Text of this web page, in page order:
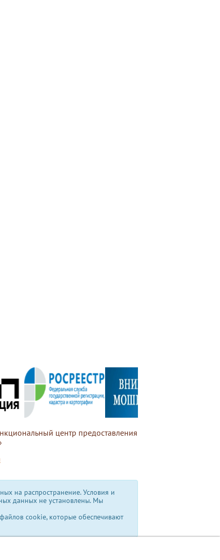
центр предоставления
на распространение. Условия и
данных не установлены. Мы
cookie, которые обеспечивают